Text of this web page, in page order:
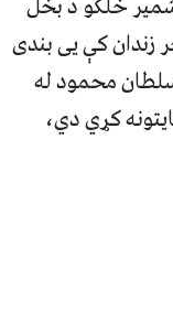
زندان کې یی بندی
محمود له
کړي دي،